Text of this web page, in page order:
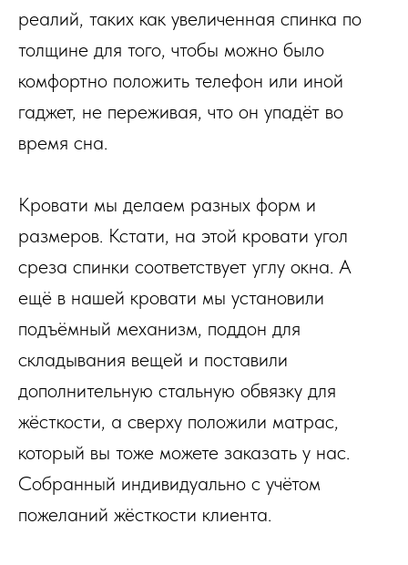
реалий, таких как увеличенная спинка по
толщине для того, чтобы можно было
комфортно положить телефон или иной
гаджет, не переживая, что он упадёт во
время сна.
Кровати мы делаем разных форм и
размеров. Кстати, на этой кровати угол
среза спинки соответствует углу окна. А
ещё в нашей кровати мы установили
подъёмный механизм, поддон для
складывания вещей и поставили
дополнительную стальную обвязку для
жёсткости, а сверху положили матрас,
который вы тоже можете заказать у нас.
Собранный индивидуально с учётом
пожеланий жёсткости клиента.